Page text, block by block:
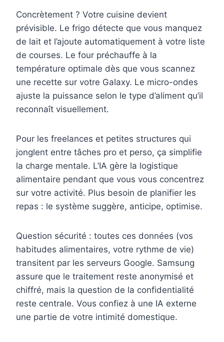
Concrètement ? Votre cuisine devient
prévisible. Le frigo détecte que vous manquez
de lait et l’ajoute automatiquement à votre liste
de courses. Le four préchauffe à la
température optimale dès que vous scannez
une recette sur votre Galaxy. Le micro-ondes
ajuste la puissance selon le type d’aliment qu’il
reconnaît visuellement.
Pour les freelances et petites structures qui
jonglent entre tâches pro et perso, ça simplifie
la charge mentale. L’IA gère la logistique
alimentaire pendant que vous vous concentrez
sur votre activité. Plus besoin de planifier les
repas : le système suggère, anticipe, optimise.
Question sécurité : toutes ces données (vos
habitudes alimentaires, votre rythme de vie)
transitent par les serveurs Google. Samsung
assure que le traitement reste anonymisé et
chiffré, mais la question de la confidentialité
reste centrale. Vous confiez à une IA externe
une partie de votre intimité domestique.